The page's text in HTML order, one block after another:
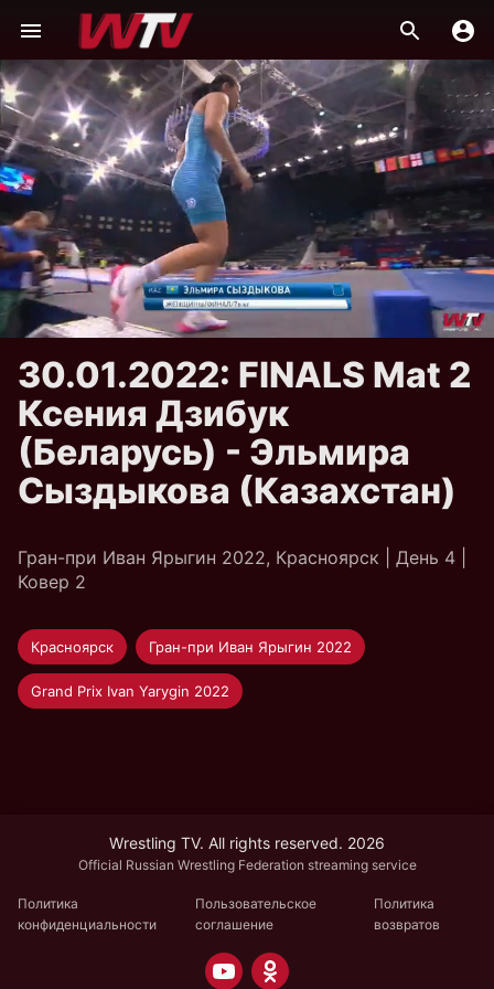
30.01.2022: FINALS Mat 2
Ксения Дзибук
(Беларусь) - Эльмира
Сыздыкова (Казахстан)
Гран-при Иван Ярыгин 2022, Красноярск | День 4 |
Ковер 2
Красноярск Гран-при Иван Ярыгин 2022
Grand Prix Ivan Yarygin 2022
Wrestling TV. All rights reserved. 2026
Official Russian Wrestling Federation streaming service
Политика
конфиденциальности
Пользовательское
соглашение
Политика
возвратов